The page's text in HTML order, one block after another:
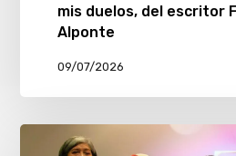
mis duelos, del escritor
Alponte
09/07/2026